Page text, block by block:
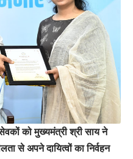
को मुख्यमंत्री श्री साय ने
से अपने दायित्वों का निर्वहन